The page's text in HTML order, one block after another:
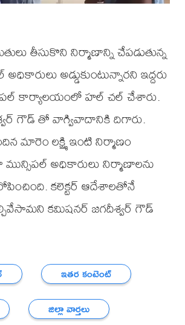
తీసుకొని నిర్మాణాన్ని చేపడుతున్న
అడ్డుకుంటున్నారని ఇద్దరు
కార్యాలయంలో హల్ చల్ చేశారు.
గౌడ్ తో వాగ్వివాదానికి దిగారు.
మారెం లక్ష్మి ఇంటి నిర్మాణం
మున్సిపల్ అధికారులు నిర్మాణాలను
కలెక్టర్ ఆదేశాలతోనే
కమిషనర్ జగదీశ్వర్ గౌడ్
ఇతర కంటెంట్
జిల్లా వార్తలు